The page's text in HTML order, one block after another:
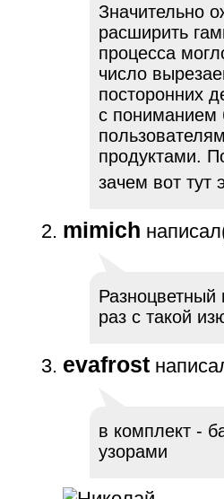
Значительно
расширить
процесса
число
посторонних
с пониманием
продуктами.
зачем вот тут
mimich
Разноцветный
раз с такой
evafrost
в комплект -
узорами